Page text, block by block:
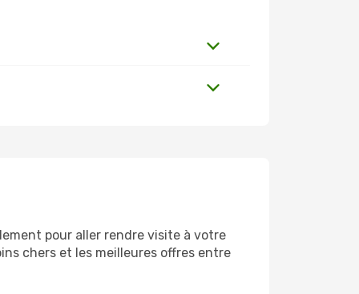
pour aller rendre visite à votre
chers et les meilleures offres entre